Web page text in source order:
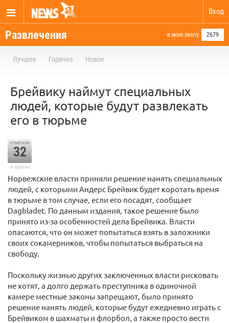
Вход
Развлечения в мою ленту 2679
Лучшее Горячее Новое
Брейвику наймут специальных
людей, которые будут развлекать
его в тюрьме
отметили
32
в архиве
Норвежские власти приняли решение нанять специальных
людей, с которыми Андерс Брейвик будет коротать время
в тюрьме в том случае, если его посадят, сообщает
Dagbladet. По данным издания, такое решение было
принято из-за особенностей дела Брейвика. Власти
опасаются, что он может попытаться взять в заложники
своих сокамерников, чтобы попытаться выбраться на
свободу.
Поскольку жизнью других заключенных власти рисковать
не хотят, а долго держать преступника в одиночной
камере местные законы запрещают, было принято
решение нанять людей, которые будут ежедневно играть с
Брейвиком в шахматы и флорбол, а также просто вести